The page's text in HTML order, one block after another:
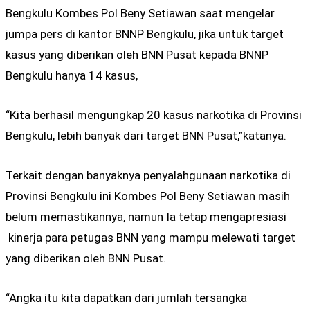
Bengkulu Kombes Pol Beny Setiawan saat mengelar
jumpa pers di kantor BNNP Bengkulu, jika untuk target
kasus yang diberikan oleh BNN Pusat kepada BNNP
Bengkulu hanya 14 kasus,
“Kita berhasil mengungkap 20 kasus narkotika di Provinsi
Bengkulu, lebih banyak dari target BNN Pusat,”katanya.
Terkait dengan banyaknya penyalahgunaan narkotika di
Provinsi Bengkulu ini Kombes Pol Beny Setiawan masih
belum memastikannya, namun Ia tetap mengapresiasi
kinerja para petugas BNN yang mampu melewati target
yang diberikan oleh BNN Pusat.
“Angka itu kita dapatkan dari jumlah tersangka